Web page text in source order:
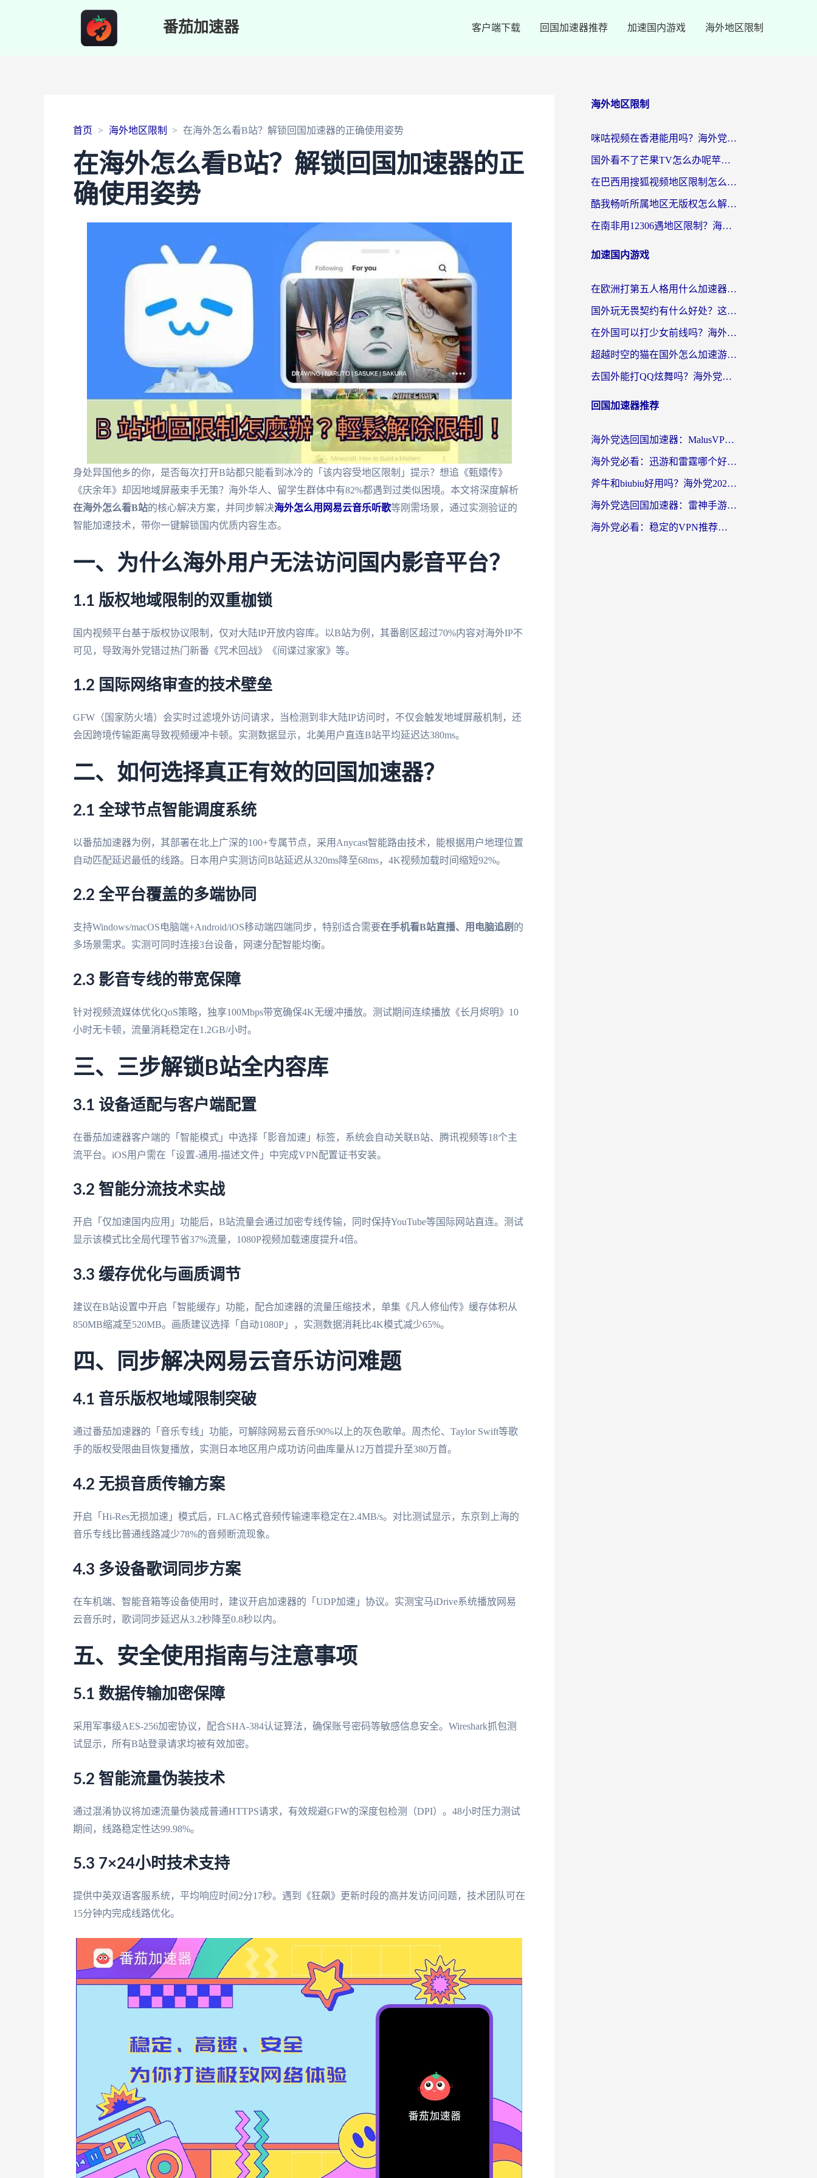
番茄加速器 客户端下载 回国加速器推荐 加速国内游戏 海外地区限制
首页 海外地区限制 在海外怎么看B站？解锁回国加速器的正确使用姿势
在海外怎么看B站？解锁回国加速器的正
确使用姿势
身处异国他乡的你，是否每次打开B站都只能看到冰冷的「该内容受地区限制」提示？想追《甄嬛传》
《庆余年》却因地域屏蔽束手无策？海外华人、留学生群体中有82%都遇到过类似困境。本文将深度解析
在海外怎么看B站的核心解决方案，并同步解决海外怎么用网易云音乐听歌等刚需场景，通过实测验证的
智能加速技术，带你一键解锁国内优质内容生态。
一、为什么海外用户无法访问国内影音平台？
1.1 版权地域限制的双重枷锁
国内视频平台基于版权协议限制，仅对大陆IP开放内容库。以B站为例，其番剧区超过70%内容对海外IP不
可见，导致海外党错过热门新番《咒术回战》《间谍过家家》等。
1.2 国际网络审查的技术壁垒
GFW（国家防火墙）会实时过滤境外访问请求，当检测到非大陆IP访问时，不仅会触发地域屏蔽机制，还
会因跨境传输距离导致视频缓冲卡顿。实测数据显示，北美用户直连B站平均延迟达380ms。
二、如何选择真正有效的回国加速器？
2.1 全球节点智能调度系统
以番茄加速器为例，其部署在北上广深的100+专属节点，采用Anycast智能路由技术，能根据用户地理位置
自动匹配延迟最低的线路。日本用户实测访问B站延迟从320ms降至68ms，4K视频加载时间缩短92%。
2.2 全平台覆盖的多端协同
支持Windows/macOS电脑端+Android/iOS移动端四端同步，特别适合需要在手机看B站直播、用电脑追剧 的
多场景需求。实测可同时连接3台设备，网速分配智能均衡。
2.3 影音专线的带宽保障
针对视频流媒体优化QoS策略，独享100Mbps带宽确保4K无缓冲播放。测试期间连续播放《长月烬明》10
小时无卡顿，流量消耗稳定在1.2GB/小时。
三、三步解锁B站全内容库
3.1 设备适配与客户端配置
在番茄加速器客户端的「智能模式」中选择「影音加速」标签，系统会自动关联B站、腾讯视频等18个主
流平台。iOS用户需在「设置-通用-描述文件」中完成VPN配置证书安装。
3.2 智能分流技术实战
开启「仅加速国内应用」功能后，B站流量会通过加密专线传输，同时保持YouTube等国际网站直连。测试
显示该模式比全局代理节省37%流量，1080P视频加载速度提升4倍。
3.3 缓存优化与画质调节
建议在B站设置中开启「智能缓存」功能，配合加速器的流量压缩技术，单集《凡人修仙传》缓存体积从
850MB缩减至520MB。画质建议选择「自动1080P」，实测数据消耗比4K模式减少65%。
四、同步解决网易云音乐访问难题
4.1 音乐版权地域限制突破
通过番茄加速器的「音乐专线」功能，可解除网易云音乐90%以上的灰色歌单。周杰伦、Taylor Swift等歌
手的版权受限曲目恢复播放，实测日本地区用户成功访问曲库量从12万首提升至380万首。
4.2 无损音质传输方案
开启「Hi-Res无损加速」模式后，FLAC格式音频传输速率稳定在2.4MB/s。对比测试显示，东京到上海的
音乐专线比普通线路减少78%的音频断流现象。
4.3 多设备歌词同步方案
在车机端、智能音箱等设备使用时，建议开启加速器的「UDP加速」协议。实测宝马iDrive系统播放网易
云音乐时，歌词同步延迟从3.2秒降至0.8秒以内。
五、安全使用指南与注意事项
5.1 数据传输加密保障
采用军事级AES-256加密协议，配合SHA-384认证算法，确保账号密码等敏感信息安全。Wireshark抓包测
试显示，所有B站登录请求均被有效加密。
5.2 智能流量伪装技术
通过混淆协议将加速流量伪装成普通HTTPS请求，有效规避GFW的深度包检测（DPI）。48小时压力测试
期间，线路稳定性达99.98%。
5.3 7×24小时技术支持
提供中英双语客服系统，平均响应时间2分17秒。遇到《狂飙》更新时段的高并发访问问题，技术团队可在
15分钟内完成线路优化。
海外地区限制
咪咕视频在香港能用吗？海外党亲测有效的回国加速方案来了
国外看不了芒果TV怎么办呢苹果手机？海外党追剧游戏的全能解决方案
在巴西用搜狐视频地区限制怎么办？3步解决海外看国内剧的烦恼
酷我畅听所属地区无版权怎么解决？海外党必看的回国加速全攻略
在南非用12306遇地区限制？海外华人必看的回国加速全攻略（附B站芒果TV解锁技巧）
加速国内游戏
在欧洲打第五人格用什么加速器好？海外党亲测有效的国服游戏加速方案
国外玩无畏契约有什么好处？这份海外国服游戏加速指南帮你解决90%的卡顿问题
在外国可以打少女前线吗？海外党国服游戏畅玩终极指南（附避坑技巧）
超越时空的猫在国外怎么加速游戏？海外玩家国服畅玩终极指南
去国外能打QQ炫舞吗？海外党国服游戏不卡顿的终极指南
回国加速器推荐
海外党选回国加速器：MalusVPN好用吗？和快帆VPN哪个好？附真实对比与避坑指南
海外党必看：迅游和雷霆哪个好？3分钟教你选对回国加速器，无缝刷国内剧玩手游
斧牛和biubiu好用吗？海外党2026亲测回国加速器指南，附番茄加速器深度体验
海外党选回国加速器：雷神手游和洞见哪个好？附iPhone免费VPN推荐及ChickCNUfunR实测
海外党必看：稳定的VPN推荐及回国加速器选择全攻略——告别地域限制，轻松刷国内资源